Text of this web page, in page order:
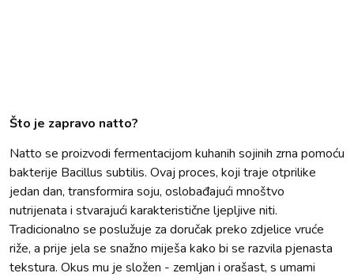
Što je zapravo natto?
Natto se proizvodi fermentacijom kuhanih sojinih zrna pomoću
bakterije Bacillus subtilis. Ovaj proces, koji traje otprilike
jedan dan, transformira soju, oslobađajući mnoštvo
nutrijenata i stvarajući karakteristične ljepljive niti.
Tradicionalno se poslužuje za doručak preko zdjelice vruće
riže, a prije jela se snažno miješa kako bi se razvila pjenasta
tekstura. Okus mu je složen - zemljan i orašast, s umami